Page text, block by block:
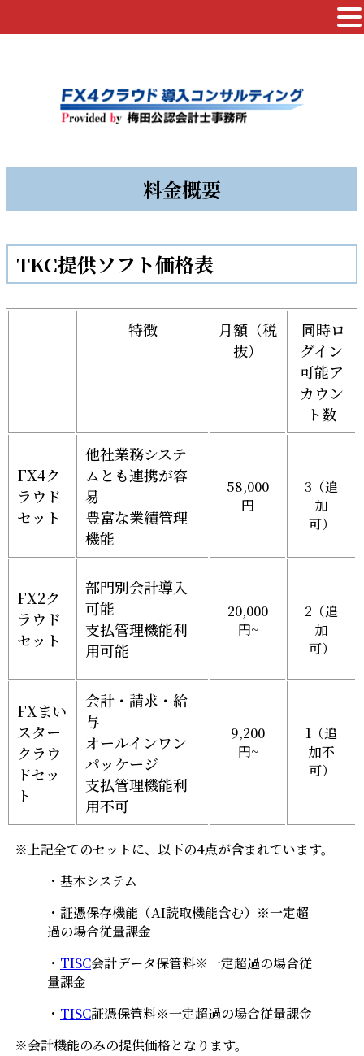
料金概要
TKC提供ソフト価格表
特徴
月額（税
抜）
同時ロ
グイン
可能ア
カウン
ト数
FX4ク
ラウド
セット
他社業務システ
ムとも連携が容
易
豊富な業績管理
機能
58,000
円
3（追
加
可）
FX2ク
ラウド
セット
部門別会計導入
可能
支払管理機能利
用可能
20,000
円~
2（追
加
可）
FXまい
スター
クラウ
ドセッ
ト
会計・請求・給
与
オールインワン
パッケージ
支払管理機能利
用不可
9,200
円~
1（追
加不
可）
※上記全てのセットに、以下の4点が含まれています。
・ 基本システム
・証憑保存機能（AI読取機能含む）※一定超
過の場合従量課金
・ TISC会計データ保管料※一定超過の場合従
量課金
・ TISC証憑保管料※一定超過の場合従量課金
※会計機能のみの提供価格となります。